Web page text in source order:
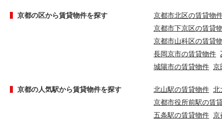
京都の区から賃貸物件を探す
京都市北区の賃貸物
京都市下京区の賃貸
京都市山科区の賃貸
長岡京市の賃貸物件
城陽市の賃貸物件 京
京都の人気駅から賃貸物件を探す 北山駅の賃貸物件 北
京都市役所前駅の賃
五条駅の賃貸物件 京